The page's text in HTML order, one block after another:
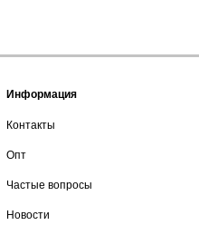
Информация
Контакты
Опт
Частые вопросы
Новости